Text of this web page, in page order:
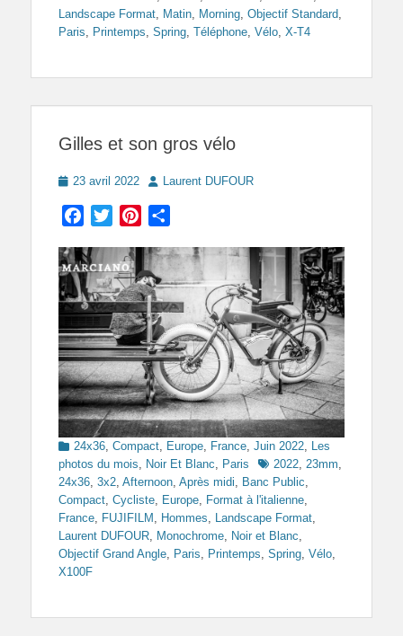
Landscape Format
Matin Morning Objectif Standard
Paris
Printemps Spring Téléphone Vélo X-T4
Gilles et son gros vélo
Posted
23 avril 2022 AuthorLaurent DUFOUR
Facebook
TwitterPinterest
Categories
24x36 Compact Europe France Juin 2022 Les
photos du mois
Noir Et Blanc Paris Tags2022 23mm
24x36 3x2 Afternoon Après midi Banc Public
Compact Cycliste Europe Format à l'italienne
France FUJIFILM Hommes Landscape Format
Laurent DUFOUR Monochrome Noir et Blanc
Objectif Grand Angle Paris Printemps Spring Vélo
X100F